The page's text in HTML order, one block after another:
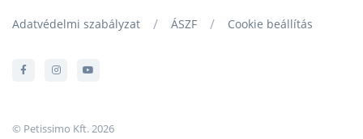
Adatvédelmi szabályzat / ÁSZF / Cookie beállítás
© Petissimo Kft. 2026